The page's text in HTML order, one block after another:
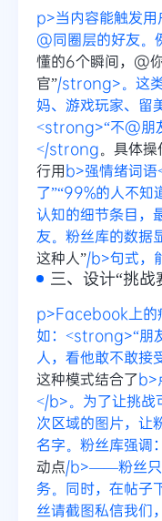
p>当内容能触发用
@同圈层的好友
懂的6个瞬间，@
官”/strong>。这
妈、游戏玩家、留
<strong>“不@朋
</strong。具体
行用b>强情绪词语
了”“99%的人不知
认知的细节条目，
友。粉丝库的数据
这种人”/b>句式，
三、设计“挑战
p>Facebook上的
如：<strong>“朋
人，看他敢不敢
这种模式结合了b>
</b>。为了让挑战
次区域的图片，让
名字。粉丝库强调
动点/b>——粉丝只
务。同时，在帖子
丝请截图私信我们